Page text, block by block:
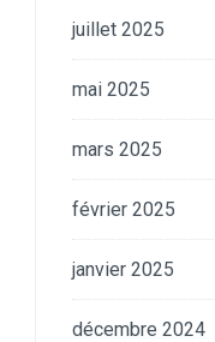
juillet 2025
mai 2025
mars 2025
février 2025
janvier 2025
décembre 2024